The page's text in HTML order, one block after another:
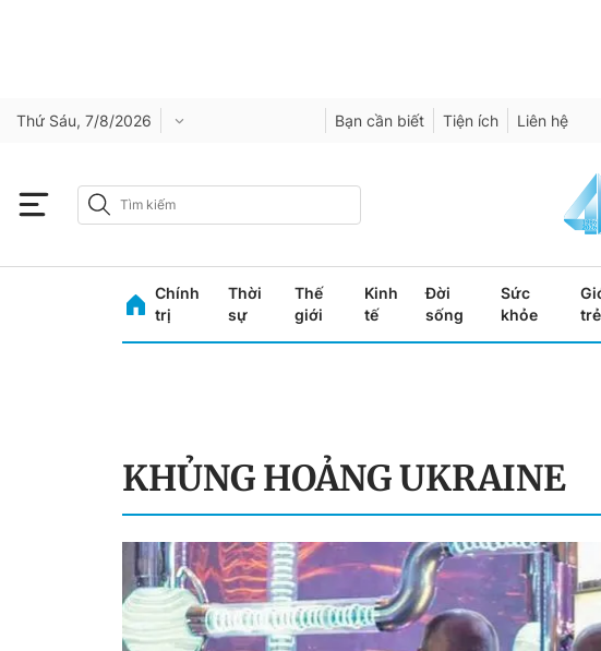
Thứ Sáu, 7/8/2026 Bạn cần biết Tiện ích Liên hệ
Chính
trị
Thời
sự
Thế
giới
Kinh
tế
Đời
sống
Sức
khỏe
trẻ
KHỦNG HOẢNG UKRAINE